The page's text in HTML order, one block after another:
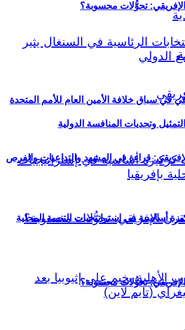
قراءة في المشهد والتداعيات والفرص
الإفريقي: تحوُّلات محسوبة؟
الإفريقي: تحوُّلات محسوبة؟
في سباق خلافة الأمين العام للأمم المتحدة
وتحديات المنافسة الدولية
أساسية في إستراتيجيات التنمية المحلية